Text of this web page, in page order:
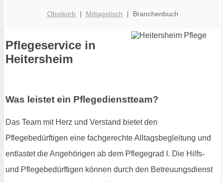
Obstkorb | Mittagstisch | Branchenbuch
Pflegeservice in
Heitersheim
Was leistet ein Pflegedienstteam?
Das Team mit Herz und Verstand bietet den
Pflegebedürftigen eine fachgerechte Alltagsbegleitung und
entlastet die Angehörigen ab dem Pflegegrad I. Die Hilfs-
und Pflegebedürftigen können durch den Betreuungsdienst